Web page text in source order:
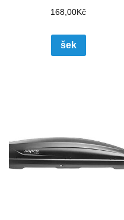
168,00Kč
šek